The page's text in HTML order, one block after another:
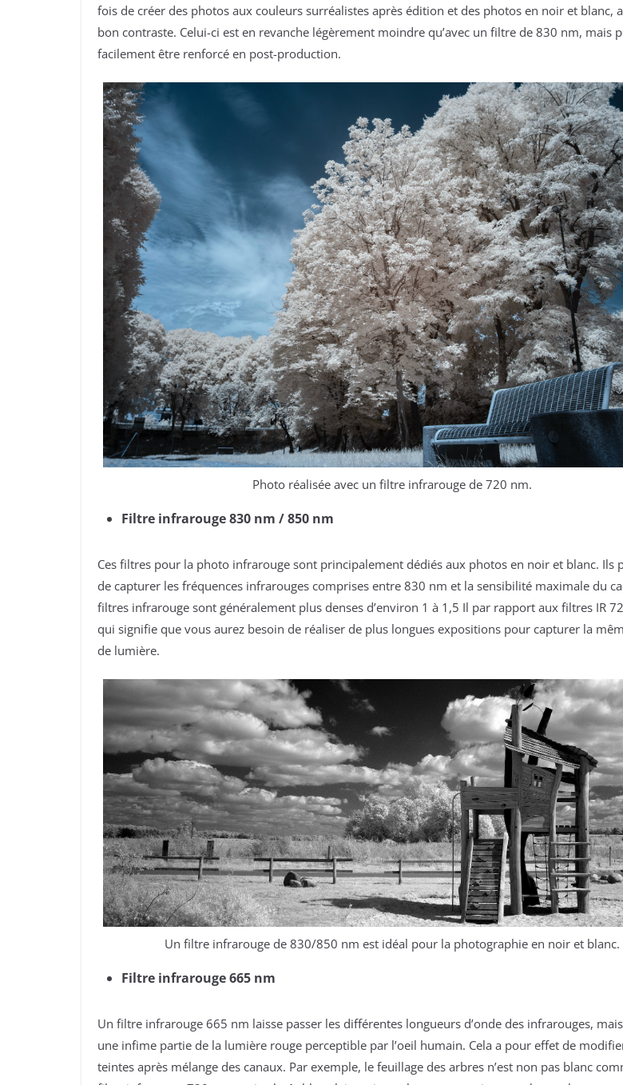
fois de créer des photos aux couleurs surréalistes après édition et des photos en noir et blanc,
bon contraste. Celui-ci est en revanche légèrement moindre qu’avec un filtre de 830 nm, mais
facilement être renforcé en post-production.
Photo réalisée avec un filtre infrarouge de 720 nm.
Filtre infrarouge 830 nm / 850 nm
Ces filtres pour la photo infrarouge sont principalement dédiés aux photos en noir et blanc. Ils
de capturer les fréquences infrarouges comprises entre 830 nm et la sensibilité maximale du
filtres infrarouge sont généralement plus denses d’environ 1 à 1,5 Il par rapport aux filtres IR
qui signifie que vous aurez besoin de réaliser de plus longues expositions pour capturer la
de lumière.
Un filtre infrarouge de 830/850 nm est idéal pour la photographie en noir et blanc.
Filtre infrarouge 665 nm
Un filtre infrarouge 665 nm laisse passer les différentes longueurs d’onde des infrarouges,
une infime partie de la lumière rouge perceptible par l’oeil humain. Cela a pour effet de
teintes après mélange des canaux. Par exemple, le feuillage des arbres n’est non pas blanc